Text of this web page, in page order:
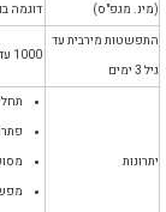
(מינ. מגפ"ס)
דוגמה
התפשטות מירבית עד
גיל 3 ימים
יתרונות